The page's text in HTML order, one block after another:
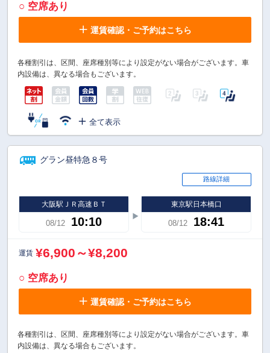
○ 空席あり
運賃確認・ご予約はこちら
各種割引は、区間、座席種別等により設定がない場合がございます。車
内設備は、異なる場合もございます。
全て表示
グラン昼特急８号
路線詳細
大阪駅ＪＲ高速ＢＴ
08/12 10:10
東京駅日本橋口
08/12 18:41
運賃 ¥6,900～¥8,200
○ 空席あり
運賃確認・ご予約はこちら
各種割引は、区間、座席種別等により設定がない場合がございます。車
内設備は、異なる場合もございます。